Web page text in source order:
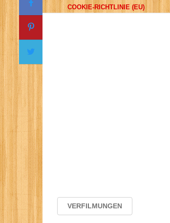
COOKIE-RICHTLINIE (EU)
VERFILMUNGEN